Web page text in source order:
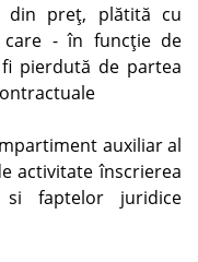
din preţ, plătită cu
care - în funcţie de
pierdută de partea
auxiliar al
activitate înscrierea
faptelor juridice